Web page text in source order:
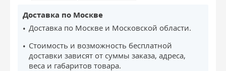
Доставка по Москве
Доставка по Москве и Московской области.
Стоимость и возможность бесплатной
доставки зависят от суммы заказа, адреса,
веса и габаритов товара.